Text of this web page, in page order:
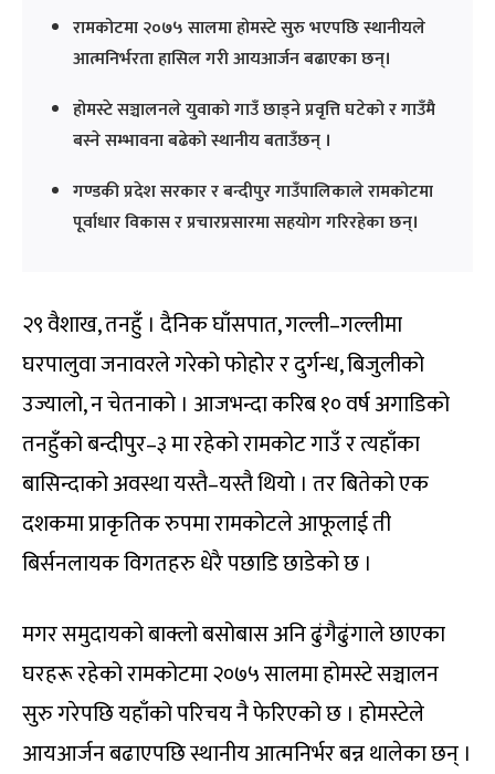
रामकोटमा २०७५ सालमा होमस्टे सुरु भएपछि स्थानीयले
आत्मनिर्भरता हासिल गरी आयआर्जन बढाएका छन्।
होमस्टे सञ्चालनले युवाको गाउँ छाड्ने प्रवृत्ति घटेको र गाउँमै
बस्ने सम्भावना बढेको स्थानीय बताउँछन् ।
गण्डकी प्रदेश सरकार र बन्दीपुर गाउँपालिकाले रामकोटमा
पूर्वाधार विकास र प्रचारप्रसारमा सहयोग गरिरहेका छन्।
२९ वैशाख, तनहुँ । दैनिक घाँसपात, गल्ली–गल्लीमा
घरपालुवा जनावरले गरेको फोहोर र दुर्गन्ध, बिजुलीको
उज्यालो, न चेतनाको । आजभन्दा करिब १० वर्ष अगाडिको
तनहुँको बन्दीपुर–३ मा रहेको रामकोट गाउँ र त्यहाँका
बासिन्दाको अवस्था यस्तै–यस्तै थियो । तर बितेको एक
दशकमा प्राकृतिक रुपमा रामकोटले आफूलाई ती
बिर्सनलायक विगतहरु धेरै पछाडि छाडेको छ ।
मगर समुदायको बाक्लो बसोबास अनि ढुंगैढुंगाले छाएका
घरहरू रहेको रामकोटमा २०७५ सालमा होमस्टे सञ्चालन
सुरु गरेपछि यहाँको परिचय नै फेरिएको छ । होमस्टेले
आयआर्जन बढाएपछि स्थानीय आत्मनिर्भर बन्न थालेका छन् ।